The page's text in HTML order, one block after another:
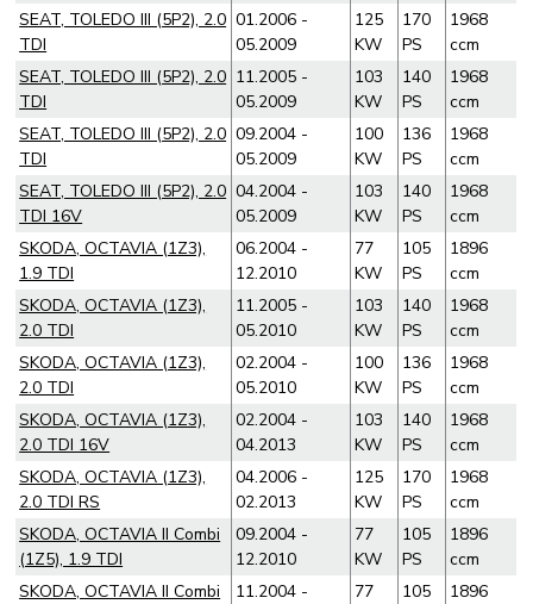
SEAT, TOLEDO III (5P2), 2.0
TDI
01.2006 -
05.2009
125
KW
170
PS
1968
ccm
SEAT, TOLEDO III (5P2), 2.0
TDI
11.2005 -
05.2009
103
KW
140
PS
1968
ccm
SEAT, TOLEDO III (5P2), 2.0
TDI
09.2004 -
05.2009
100
KW
136
PS
1968
ccm
SEAT, TOLEDO III (5P2), 2.0
TDI 16V
04.2004 -
05.2009
103
KW
140
PS
1968
ccm
SKODA, OCTAVIA (1Z3),
1.9 TDI
06.2004 -
12.2010
77
KW
105
PS
1896
ccm
SKODA, OCTAVIA (1Z3),
2.0 TDI
11.2005 -
05.2010
103
KW
140
PS
1968
ccm
SKODA, OCTAVIA (1Z3),
2.0 TDI
02.2004 -
05.2010
100
KW
136
PS
1968
ccm
SKODA, OCTAVIA (1Z3),
2.0 TDI 16V
02.2004 -
04.2013
103
KW
140
PS
1968
ccm
SKODA, OCTAVIA (1Z3),
2.0 TDI RS
04.2006 -
02.2013
125
KW
170
PS
1968
ccm
SKODA, OCTAVIA II Combi
(1Z5), 1.9 TDI
09.2004 -
12.2010
77
KW
105
PS
1896
ccm
SKODA, OCTAVIA II Combi
11.2004 -
77
105
1896